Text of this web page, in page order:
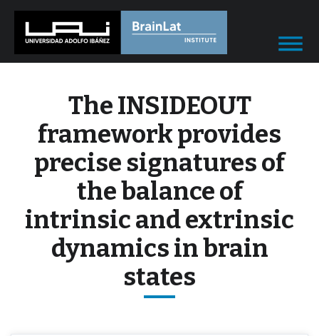
The INSIDEOUT
framework provides
precise signatures of
the balance of
intrinsic and extrinsic
dynamics in brain
states